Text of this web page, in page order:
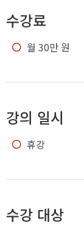
수강료
월 30만 원
강의 일시
휴강
수강 대상